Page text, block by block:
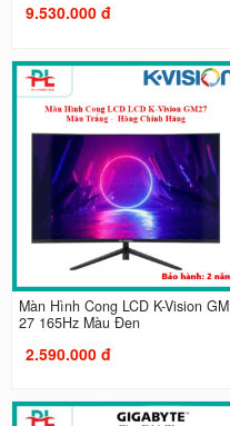
9.530.000 đ
Màn Hình Cong LCD K-Vision GM
27 165Hz Màu Đen
2.590.000 đ